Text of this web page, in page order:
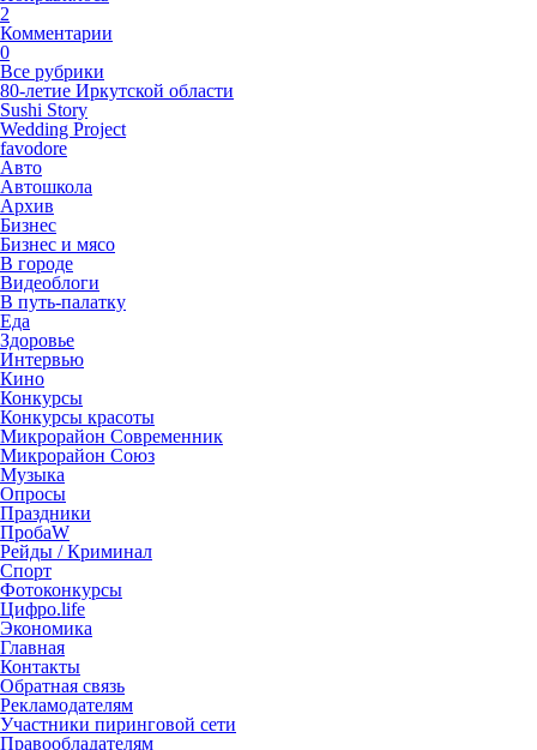
2
Комментарии
0
Все рубрики
80-летие Иркутской области
Sushi Story
Wedding Project
favodore
Авто
Автошкола
Архив
Бизнес
Бизнес и мясо
В городе
Видеоблоги
В путь-палатку
Еда
Здоровье
Интервью
Кино
Конкурсы
Конкурсы красоты
Микрорайон Современник
Микрорайон Союз
Музыка
Опросы
Праздники
ПробаW
Рейды / Криминал
Спорт
Фотоконкурсы
Цифро.life
Экономика
Главная
Контакты
Обратная связь
Рекламодателям
Участники пиринговой сети
Правообладателям